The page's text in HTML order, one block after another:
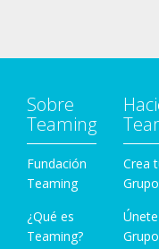
Sobre
Teaming
Fundación
Teaming
¿Qué es
Teaming?
Crea
Grupo
Grupo